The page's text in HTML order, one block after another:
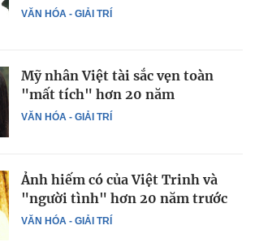
VĂN HÓA - GIẢI TRÍ
VĂN HÓA - GIẢI TRÍ
Mỹ nhân Việt tài sắc vẹn toàn
"mất tích" hơn 20 năm
VĂN HÓA - GIẢI TRÍ
Ảnh hiếm có của Việt Trinh và
"người tình" hơn 20 năm trước